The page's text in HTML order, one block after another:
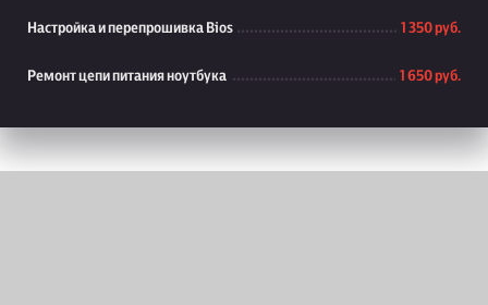
Настройка и перепрошивка Bios 1 350 руб.
Ремонт цепи питания ноутбука 1 650 руб.